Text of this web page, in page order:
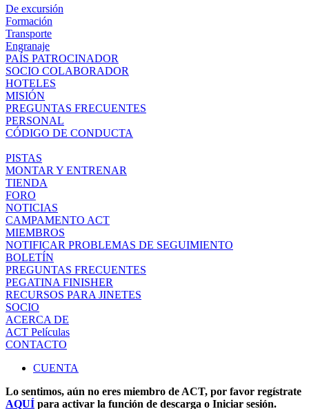
De excursión
Formación
Transporte
Engranaje
PAÍS PATROCINADOR
SOCIO COLABORADOR
HOTELES
MISIÓN
PREGUNTAS FRECUENTES
PERSONAL
CÓDIGO DE CONDUCTA
PISTAS
MONTAR Y ENTRENAR
TIENDA
FORO
NOTICIAS
CAMPAMENTO ACT
MIEMBROS
NOTIFICAR PROBLEMAS DE SEGUIMIENTO
BOLETÍN
PREGUNTAS FRECUENTES
PEGATINA FINISHER
RECURSOS PARA JINETES
SOCIO
ACERCA DE
ACT Películas
CONTACTO
CUENTA
Lo sentimos, aún no eres miembro de ACT, por favor regístrate
AQUÍ para activar la función de descarga o Iniciar sesión.